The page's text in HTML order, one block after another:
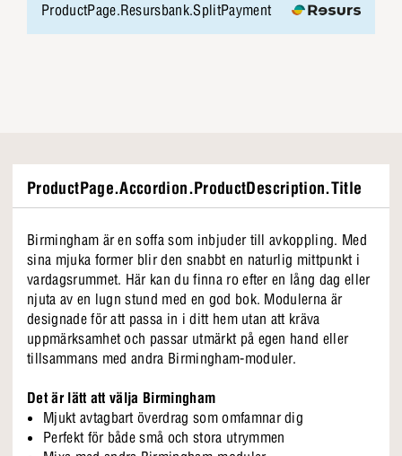
ProductPage.Resursbank.SplitPayment
ProductPage.Accordion.ProductDescription.Title
Birmingham är en soffa som inbjuder till avkoppling. Med
sina mjuka former blir den snabbt en naturlig mittpunkt i
vardagsrummet. Här kan du finna ro efter en lång dag eller
njuta av en lugn stund med en god bok. Modulerna är
designade för att passa in i ditt hem utan att kräva
uppmärksamhet och passar utmärkt på egen hand eller
tillsammans med andra Birmingham-moduler.
Det är lätt att välja Birmingham
Mjukt avtagbart överdrag som omfamnar dig
Perfekt för både små och stora utrymmen